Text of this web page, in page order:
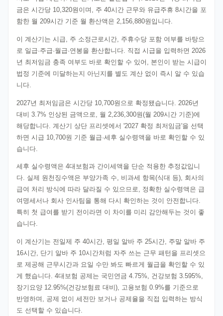
금은 시간당 10,320원이며, 주 40시간 근무와 유급주휴 8시간을 포
함한 월 209시간 기준 월 환산액은 2,156,880원입니다.
이 계산기는 시급, 주 소정근로시간, 주휴수당 포함 여부를 바탕으
로 일급·주급·월급·연봉을 환산합니다. 직접 시급을 입력하면 2026
년 최저임금 충족 여부도 바로 확인할 수 있어, 본인이 받는 시급이
법정 기준에 미달하는지 아닌지를 별도 계산 없이 즉시 알 수 있습
니다.
2027년 최저임금은 시간당 10,700원으로 확정됐습니다. 2026년
대비 3.7% 인상된 금액으로, 월 2,236,300원(월 209시간 기준)에
해당합니다. 계산기 상단 프리셋에서 '2027 확정 최저임금'을 선택
하면 시급 10,700원 기준 월급·세후 실수령액을 바로 확인할 수 있
습니다.
세후 실수령액은 4대보험과 간이세액을 단순 적용한 추정값입니
다. 실제 원천징수액은 부양가족 수, 비과세 항목(식대 등), 회사의
급여 처리 방식에 따라 달라질 수 있으므로, 정확한 실수령액은 급
여명세서나 회사 인사팀을 통해 다시 확인하는 것이 안전합니다.
특히 첫 급여를 받기 전이라면 이 차이를 미리 감안해두는 것이 좋
습니다.
이 계산기는 전일제 주 40시간, 평일 알바 주 25시간, 주말 알바 주
16시간, 단기 알바 주 10시간처럼 자주 쓰는 근무 패턴을 프리셋으
로 제공해 근무시간과 요일 수만 봐도 빠르게 월급을 확인할 수 있
게 했습니다. 4대보험 공제는 국민연금 4.75%, 건강보험 3.595%,
장기요양 12.95%(건강보험료 대비), 고용보험 0.9%를 기준으로
반영하며, 공제 없이 세전만 보거나 공제율을 직접 입력하는 방식
도 선택할 수 있습니다.